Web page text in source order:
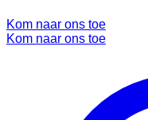
Kom naar ons toe
Kom naar ons toe